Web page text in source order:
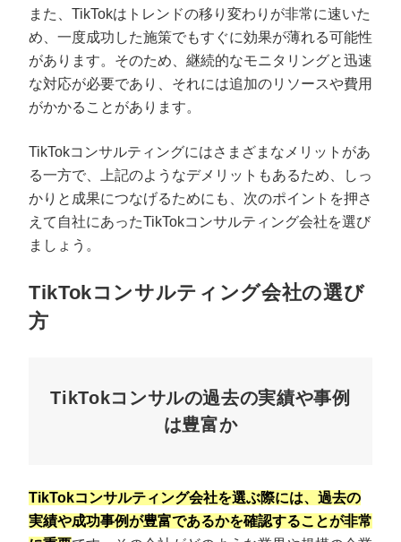
また、TikTokはトレンドの移り変わりが非常に速いた
め、一度成功した施策でもすぐに効果が薄れる可能性
があります。そのため、継続的なモニタリングと迅速
な対応が必要であり、それには追加のリソースや費用
がかかることがあります。
TikTokコンサルティングにはさまざまなメリットがあ
る一方で、上記のようなデメリットもあるため、しっ
かりと成果につなげるためにも、次のポイントを押さ
えて自社にあったTikTokコンサルティング会社を選び
ましょう。
TikTokコンサルティング会社の選び
方
TikTokコンサルの過去の実績や事例
は豊富か
TikTokコンサルティング会社を選ぶ際には、過去の
実績や成功事例が豊富であるかを確認することが非常